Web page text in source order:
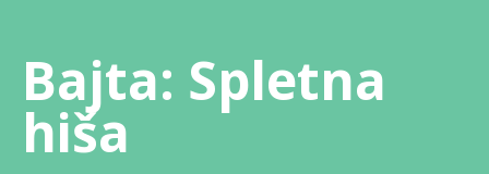
content
Bajta: Spletna
hiša